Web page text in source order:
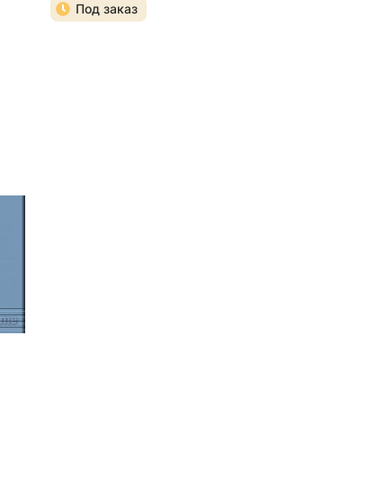
Под заказ